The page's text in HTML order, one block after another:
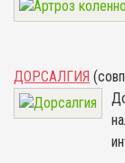
ДОРСАЛГИЯ